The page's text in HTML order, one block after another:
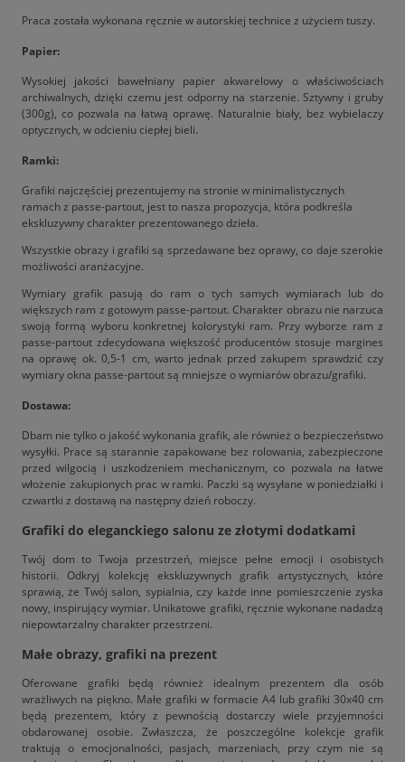
Praca została wykonana ręcznie w autorskiej technice z użyciem tuszy.
Papier:
Wysokiej jakości bawełniany papier akwarelowy o właściwościach
archiwalnych, dzięki czemu jest odporny na starzenie. Sztywny i gruby
(300g), co pozwala na łatwą oprawę. Naturalnie biały, bez wybielaczy
optycznych, w odcieniu ciepłej bieli.
Ramki:
Grafiki najczęściej prezentujemy na stronie w minimalistycznych
ramach z passe-partout, jest to nasza propozycja, która podkreśla
ekskluzywny charakter prezentowanego dzieła.
Wszystkie obrazy i grafiki są sprzedawane bez oprawy, co daje szerokie
możliwości aranżacyjne.
Wymiary grafik pasują do ram o tych samych wymiarach lub do
większych ram z gotowym passe-partout. Charakter obrazu nie narzuca
swoją formą wyboru konkretnej kolorystyki ram. Przy wyborze ram z
passe-partout zdecydowana większość producentów stosuje margines
na oprawę ok. 0,5-1 cm, warto jednak przed zakupem sprawdzić czy
wymiary okna passe-partout są mniejsze o wymiarów obrazu/grafiki.
Dostawa:
Dbam nie tylko o jakość wykonania grafik, ale również o bezpieczeństwo
wysyłki. Prace są starannie zapakowane bez rolowania, zabezpieczone
przed wilgocią i uszkodzeniem mechanicznym, co pozwala na łatwe
włożenie zakupionych prac w ramki. Paczki są wysyłane w poniedziałki i
czwartki z dostawą na następny dzień roboczy.
Grafiki do eleganckiego salonu ze złotymi dodatkami
Twój dom to Twoja przestrzeń, miejsce pełne emocji i osobistych
historii. Odkryj kolekcję ekskluzywnych grafik artystycznych, które
sprawią, że Twój salon, sypialnia, czy każde inne pomieszczenie zyska
nowy, inspirujący wymiar. Unikatowe grafiki, ręcznie wykonane nadadzą
niepowtarzalny charakter przestrzeni.
Małe obrazy, grafiki na prezent
Oferowane grafiki będą również idealnym prezentem dla osób
wrażliwych na piękno. Małe grafiki w formacie A4 lub grafiki 30x40 cm
będą prezentem, który z pewnością dostarczy wiele przyjemności
obdarowanej osobie. Zwłaszcza, że poszczególne kolekcje grafik
traktują o emocjonalności, pasjach, marzeniach, przy czym nie są